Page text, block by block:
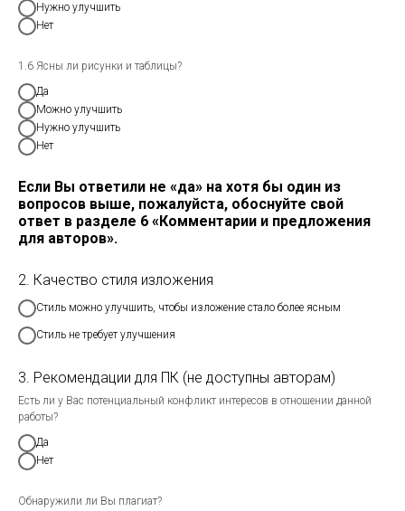
Нужно улучшить
Нет
1.6 Ясны ли рисунки и таблицы?
Да
Можно улучшить
Нужно улучшить
Нет
Если Вы ответили не «да» на хотя бы один из
вопросов выше, пожалуйста, обоснуйте свой
ответ в разделе 6 «Комментарии и предложения
для авторов».
2. Качество стиля изложения
Стиль можно улучшить, чтобы изложение стало более ясным
Стиль не требует улучшения
3. Рекомендации для ПК (не доступны авторам)
Есть ли у Вас потенциальный конфликт интересов в отношении данной
работы?
Да
Нет
Обнаружили ли Вы плагиат?